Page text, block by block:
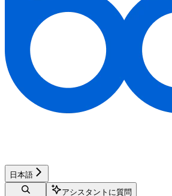
日本語
アシスタントに質問